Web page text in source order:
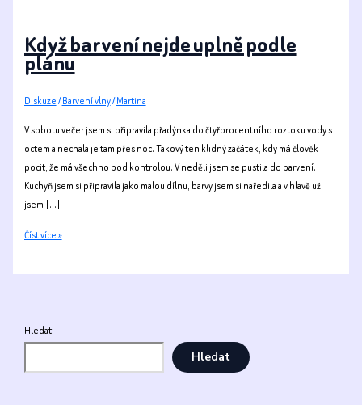
Když barvení nejde uplně podle
plánu
Diskuze/Barvení vlny/Martina
V sobotu večer jsem si připravila přadýnka do čtyřprocentního roztoku vody s
octem a nechala je tam přes noc. Takový ten klidný začátek, kdy má člověk
pocit, že má všechno pod kontrolou. V neděli jsem se pustila do barvení.
Kuchyň jsem si připravila jako malou dílnu, barvy jsem si naředila a v hlavě už
jsem […]
Když
plánu
Číst více »
Hledat
Hledat